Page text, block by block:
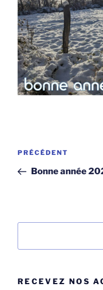
Navigation
l’article
Article
précédent
PRÉCÉDENT
Bonne année
RECEVEZ NOS